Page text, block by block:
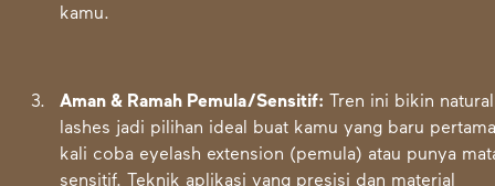
kamu.
Aman & Ramah Pemula/Sensitif: Tren ini bikin natural
lashes jadi pilihan ideal buat kamu yang baru
kali coba eyelash extension (pemula) atau punya
sensitif. Teknik aplikasi yang presisi dan material